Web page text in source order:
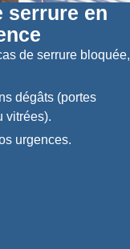
serrure en
de serrure bloquée,
dégâts (portes
vitrées).
urgences.